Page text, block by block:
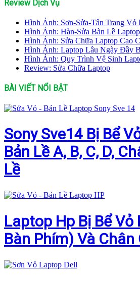
Review Dịch Vụ
Hình Ảnh: Sơn-Sửa-Tân Trang Vỏ
Hình Ảnh: Hàn-Sửa Bàn Lề Laptop
Hình Ảnh: Sửa Chữa Laptop Cao
Hình Ảnh: Laptop Lâu Ngày Đầy
Hình Ảnh: Quy Trình Vệ Sinh
Review: Sửa Chữa Laptop
BÀI VIẾT NỔI BẬT
Sony Sve14 Bị Bể
Bản Lề A, B, C, D,
Lề
Laptop Hp Bị Bể Vỏ
Bàn Phím) Và Chân